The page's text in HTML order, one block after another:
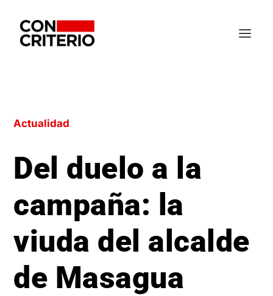
Actualidad
Del duelo a la
campaña: la
viuda del alcalde
de Masagua